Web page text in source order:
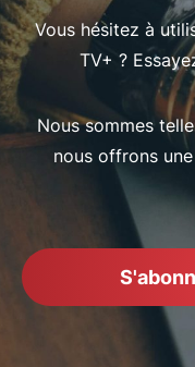
Vous hésitez à
TV+ ?
Nous sommes
nous offrons